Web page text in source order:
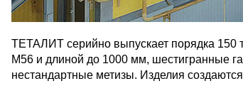
ТЕТАЛИТ серийно выпускает порядка 150
М56 и длиной до 1000 мм, шестигранные
нестандартные метизы. Изделия